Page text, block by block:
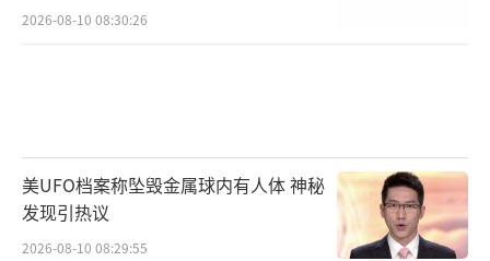
2026-08-10 08:30:26
美UFO档案称坠毁金属球内有人体 神秘
发现引热议
2026-08-10 08:29:55